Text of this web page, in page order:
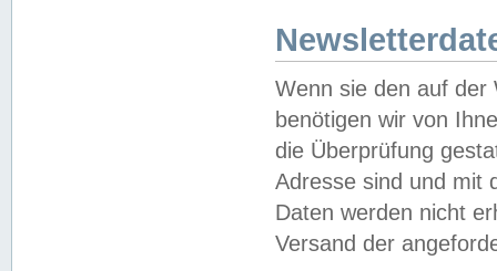
Wenn sie den auf der
benötigen wir von
die Überprüfung
Adresse sind und mit
Daten werden nicht
Versand der